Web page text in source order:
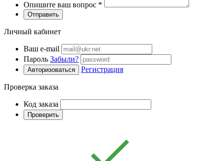
Опишите ваш вопрос *
Отправить
Личный кабинет
Ваш e-mail
Пароль Забыли?
Авторизоваться Регистрация
Проверка заказа
Код заказа
Проверить